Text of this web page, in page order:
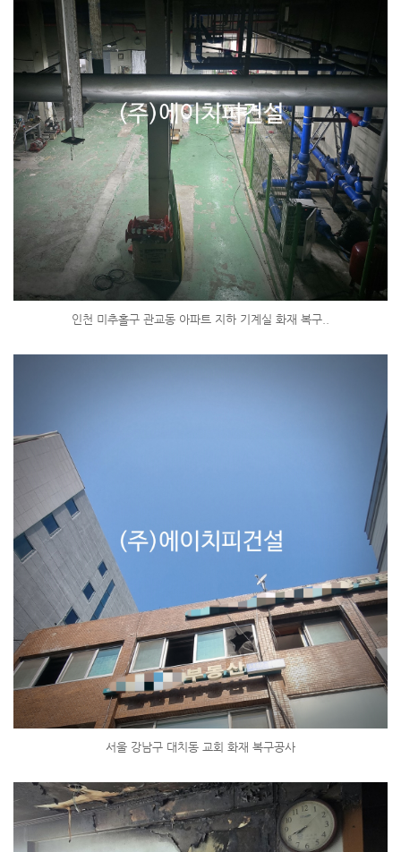
인천 미추홀구 관교동 아파트 지하 기계실 화재 복구..
서울 강남구 대치동 교회 화재 복구공사